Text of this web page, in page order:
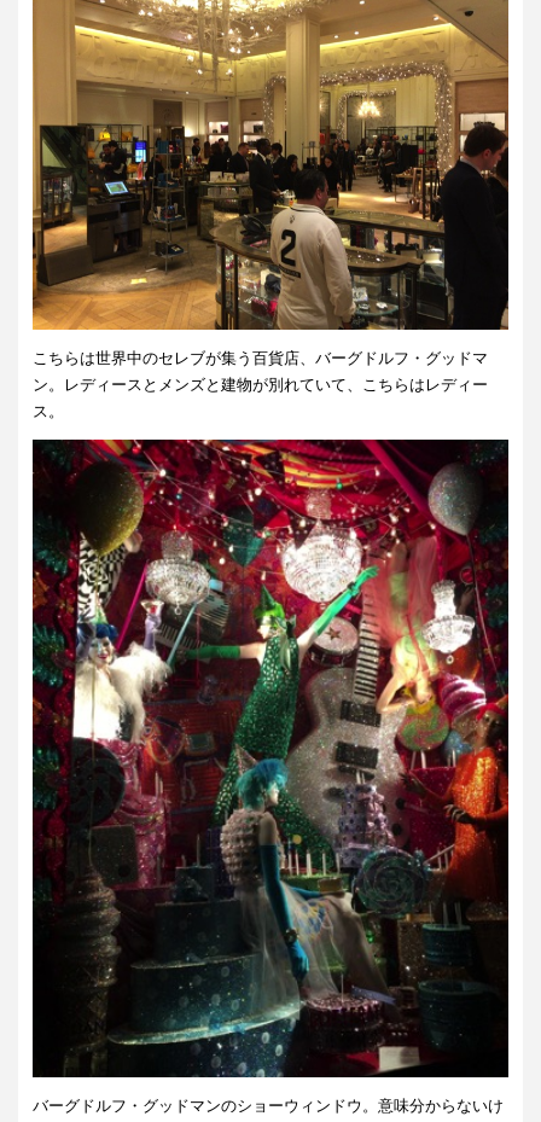
こちらは世界中のセレブが集う百貨店、バーグドルフ・グッドマ
ン。レディースとメンズと建物が別れていて、こちらはレディー
ス。
バーグドルフ・グッドマンのショーウィンドウ。意味分からないけ